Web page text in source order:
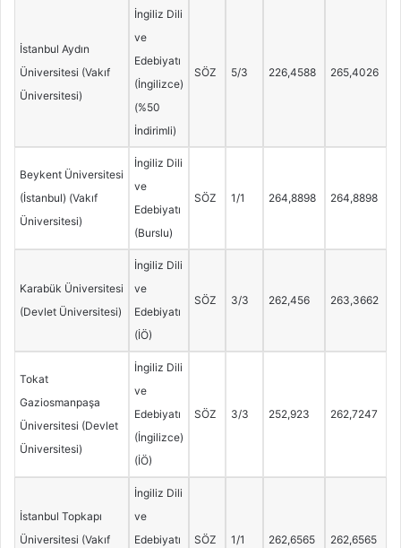
İstanbul Aydın
Üniversitesi (Vakıf
Üniversitesi)
İngiliz Dili
ve
Edebiyatı
(İngilizce)
(%50
İndirimli)
SÖZ 5/3 226,4588 265,4026
Beykent Üniversitesi
(İstanbul) (Vakıf
Üniversitesi)
İngiliz Dili
ve
Edebiyatı
(Burslu)
SÖZ 1/1 264,8898 264,8898
Karabük Üniversitesi
(Devlet Üniversitesi)
İngiliz Dili
ve
Edebiyatı
(İÖ)
SÖZ 3/3 262,456 263,3662
Tokat
Gaziosmanpaşa
Üniversitesi (Devlet
Üniversitesi)
İngiliz Dili
ve
Edebiyatı
(İngilizce)
(İÖ)
SÖZ 3/3 252,923 262,7247
İstanbul Topkapı
Üniversitesi (Vakıf
İngiliz Dili
ve
Edebiyatı
SÖZ 1/1 262,6565 262,6565